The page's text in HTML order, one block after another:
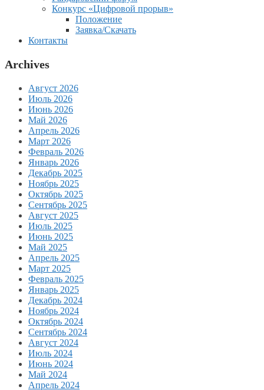
Конкурс «Цифровой прорыв»
Положение
Заявка/Скачать
Контакты
Archives
Август 2026
Июль 2026
Июнь 2026
Май 2026
Апрель 2026
Март 2026
Февраль 2026
Январь 2026
Декабрь 2025
Ноябрь 2025
Октябрь 2025
Сентябрь 2025
Август 2025
Июль 2025
Июнь 2025
Май 2025
Апрель 2025
Март 2025
Февраль 2025
Январь 2025
Декабрь 2024
Ноябрь 2024
Октябрь 2024
Сентябрь 2024
Август 2024
Июль 2024
Июнь 2024
Май 2024
Апрель 2024